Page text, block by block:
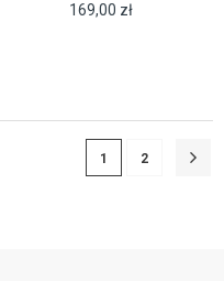
169,00 zł
1 2